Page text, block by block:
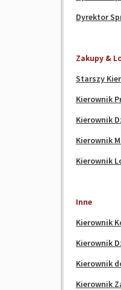
Dyrektor
Zakupy &
Starszy
Kierownik
Kierownik
Kierownik
Kierownik
Inne
Kierownik
Kierownik
Kierownik
Kierownik